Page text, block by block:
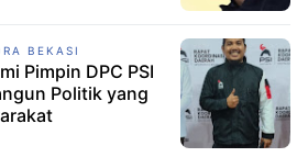
Beri
BEKASI
Pimpin DPC PSI
Politik yang